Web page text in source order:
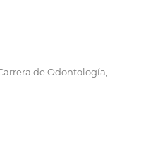
de Odontología,